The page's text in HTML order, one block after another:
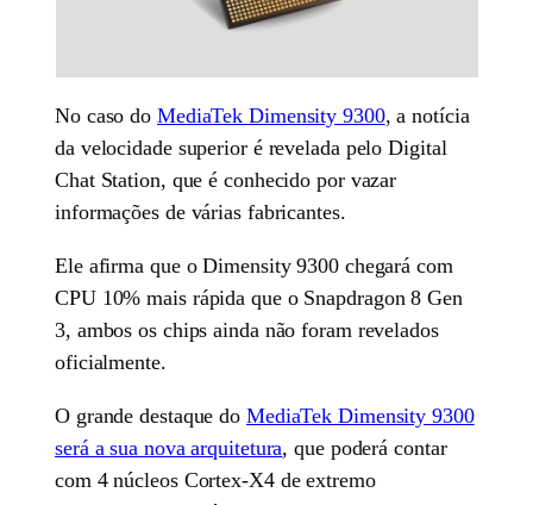
No caso do MediaTek Dimensity 9300, a notícia
da velocidade superior é revelada pelo Digital
Chat Station, que é conhecido por vazar
informações de várias fabricantes.
Ele afirma que o Dimensity 9300 chegará com
CPU 10% mais rápida que o Snapdragon 8 Gen
3, ambos os chips ainda não foram revelados
oficialmente.
O grande destaque do MediaTek Dimensity 9300
será a sua nova arquitetura, que poderá contar
com 4 núcleos Cortex-X4 de extremo